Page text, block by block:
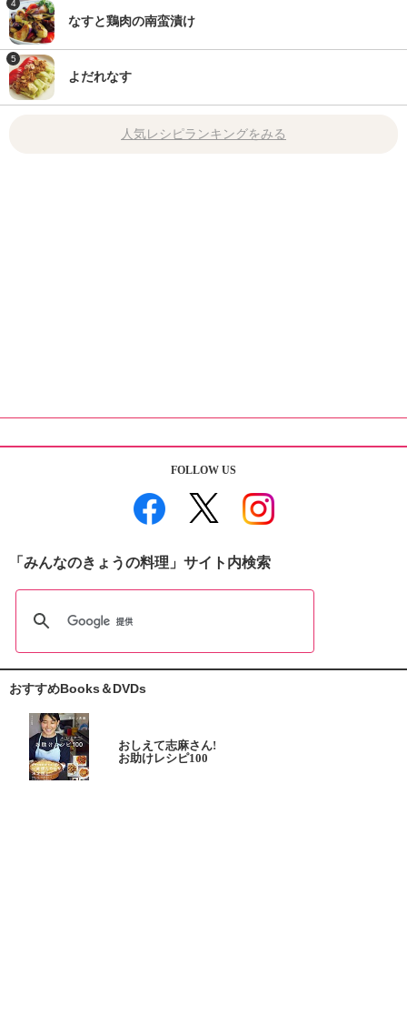
4
なすと鶏肉の南蛮漬け
5
よだれなす
人気レシピランキングをみる
FOLLOW US
「みんなのきょうの料理」サイト内検索
おすすめBooks＆DVDs
おしえて志麻さん!
お助けレシピ100